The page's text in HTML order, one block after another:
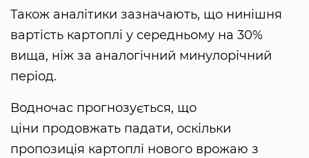
Також аналітики зазначають, що нинішня
вартість картоплі у середньому на 30%
вища, ніж за аналогічний минулорічний
період.
Водночас прогнозується, що
ціни продовжать падати, оскільки
пропозиція картоплі нового врожаю з